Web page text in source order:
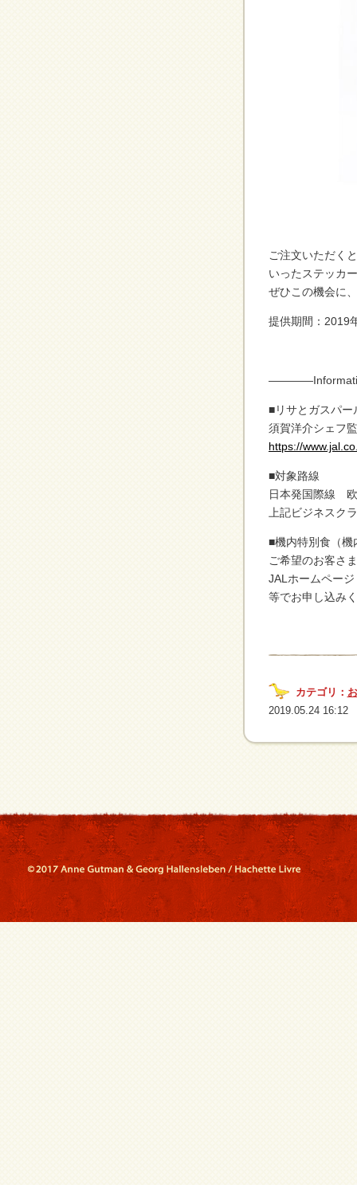
ご注文いただく
いったステッカ
ぜひこの機会に
提供期間：2019
■リサとガスパー
須賀洋介シェフ
https://
■対象路線
日本発国際線
上記ビジネスク
■機内特別食（機
ご希望のお客さ
JALホームページ
等でお申し込み
カテゴリ：
2019.05.24 16:12